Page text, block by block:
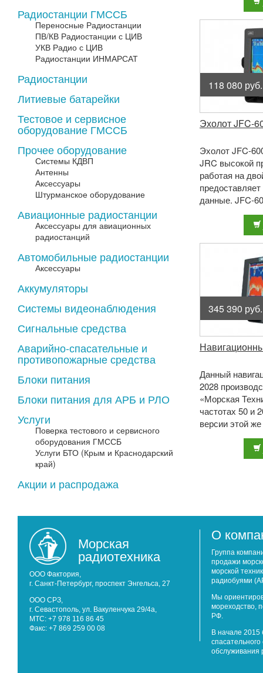
Радиостанции ГМССБ
Переносные Радиостанции
ПВ/КВ Радиостанции с ЦИВ
УКВ Радио с ЦИВ
Радиостанции ИНМАРСАТ
Радиостанции
Литиевые батарейки
Тестовое и сервисное
оборудование ГМССБ
Прочее оборудование
Системы КДВП
Антенны
Аксессуары
Штурманское оборудование
Авиационные радиостанции
Аксессуары для авиационных
радиостанций
Автомобильные радиостанции
Аксессуары
Аккумуляторы
Системы видеонаблюдения
Сигнальные средства
Аварийно-спасательные и
противопожарные средства
Блоки питания
Блоки питания для АРБ и РЛО
Услуги
Поверка тестового и сервисного
оборудования ГМССБ
Услуги БТО (Крым и Краснодарский
край)
Акции и распродажа
118 080 руб.
Эхолот JFC-
Эхолот JFC-
JRC высокой
работая на
данные. JFC-
LCD
разрешением.
345 390 руб.
Данный
2028
«Морская
частотах 50 и
версии этой
которые
Морская
радиотехника
ООО Фактория,
г. Санкт-Петербург, проспект Энгельса, 27
ООО СРЗ,
г. Севастополь, ул. Вакуленчука 29/4а,
МТС: +7 978 116 86 45
Факс: +7 869 259 00 08
О
Группа
продажи
морской
радиобуями
Мы
мореходство,
РФ.
В начале 2015
обслуживания